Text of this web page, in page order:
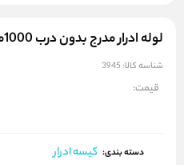
لوله ادرار مدرج بدون درب 1000میلی لیتر
شناسه کالا: 3945
قیمت:
دسته بندی: کیسه ادرار